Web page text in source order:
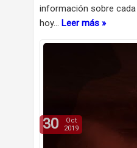
información sobre
hoy… Leer más »
30
Oct
2019